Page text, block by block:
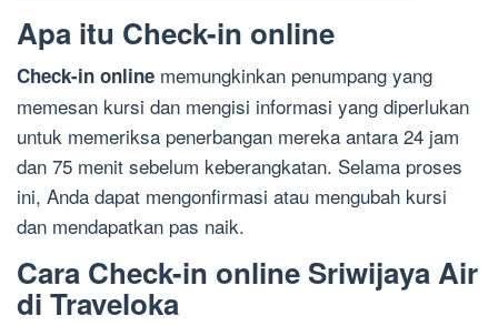
Apa itu Check-in online
Check-in online memungkinkan penumpang yang
memesan kursi dan mengisi informasi yang diperlukan
untuk memeriksa penerbangan mereka antara 24 jam
dan 75 menit sebelum keberangkatan. Selama proses
ini, Anda dapat mengonfirmasi atau mengubah kursi
dan mendapatkan pas naik.
Cara Check-in online Sriwijaya Air
di Traveloka